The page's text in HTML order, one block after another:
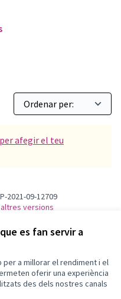
es fan servir a
a millorar el rendiment i el
oferir una experiència
des dels nostres canals
afegir el teu
2021-09-12709
altres versions
a Instagram
a YouTube